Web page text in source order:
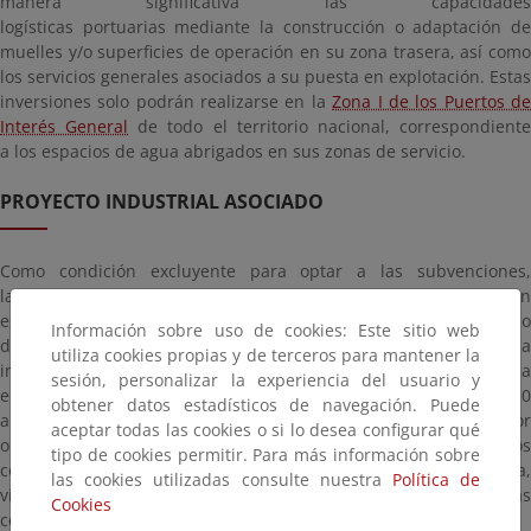
logísticas portuarias mediante la construcción o adaptación de
muelles y/o superficies de operación en su zona trasera, así como
los servicios generales asociados a su puesta en explotación. Estas
inversiones solo podrán realizarse en laZona I de los Puertos de
Interés General de todo el territorio nacional, correspondiente
a los espacios de agua abrigados en sus zonas de servicio.
PROYECTO INDUSTRIAL ASOCIADO
Como condición excluyente para optar a las subvenciones,
las propuestas de los puertos que concurran deberán
estar asociadas a un proyecto industrial sólido ligado al desarrollo
de la cadena de valor en torno a las renovables marinas, con una
inversión comparable o superior a la ayuda solicitada por la
entidad beneficiaria y una vigencia temporal al menos de 10
años. Estos desarrollos industriales serán promovidos por
operadores privados que obtengan sus correspondientes títulos
concesionales, en procedimientos sujetos a concurrencia,
vinculados a las nuevas infraestructuras portuarias generadas
con las ayudas de la convocatoria.
Información sobre uso de cookies: Este sitio web
utiliza cookies propias y de terceros para mantener la
sesión, personalizar la experiencia del usuario y
obtener datos estadísticos de navegación. Puede
aceptar todas las cookies o si lo desea configurar qué
tipo de cookies permitir. Para más información sobre
las cookies utilizadas consulte nuestra Política de
Cookies